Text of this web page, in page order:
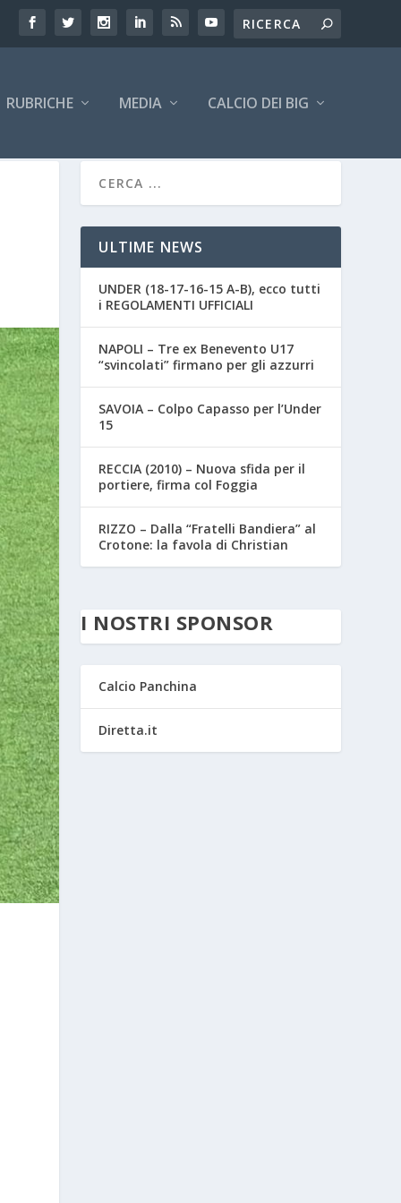
RUBRICHE MEDIA CALCIO DEI BIG
ULTIME NEWS
UNDER (18-17-16-15 A-B), ecco tutti
i REGOLAMENTI UFFICIALI
NAPOLI – Tre ex Benevento U17
“svincolati” firmano per gli azzurri
SAVOIA – Colpo Capasso per l’Under
15
RECCIA (2010) – Nuova sfida per il
portiere, firma col Foggia
RIZZO – Dalla “Fratelli Bandiera” al
Crotone: la favola di Christian
I NOSTRI SPONSOR
Calcio Panchina
Diretta.it